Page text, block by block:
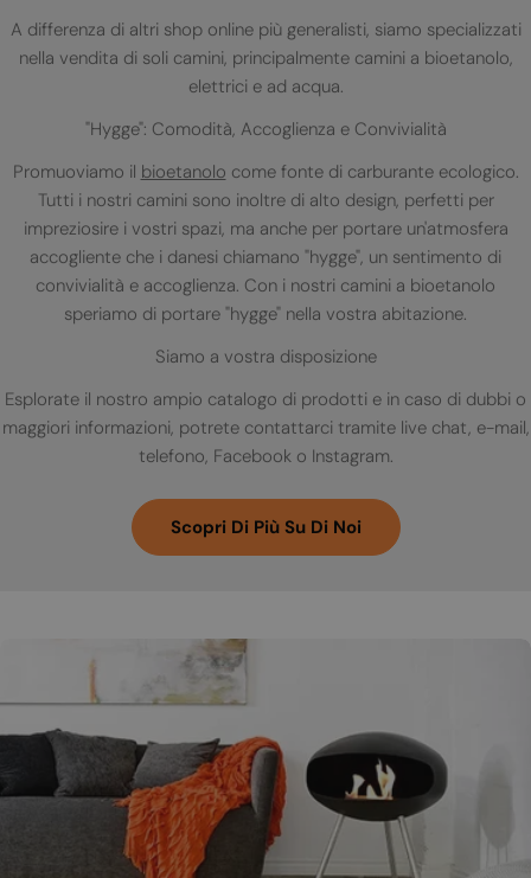
A differenza di altri shop online più generalisti, siamo specializzati
nella vendita di soli camini, principalmente camini a bioetanolo,
elettrici e ad acqua.
"Hygge": Comodità, Accoglienza e Convivialità
Promuoviamo il bioetanolo come fonte di carburante ecologico.
Tutti i nostri camini sono inoltre di alto design, perfetti per
impreziosire i vostri spazi, ma anche per portare un'atmosfera
accogliente che i danesi chiamano "hygge", un sentimento di
convivialità e accoglienza. Con i nostri camini a bioetanolo
speriamo di portare "hygge" nella vostra abitazione.
Siamo a vostra disposizione
Esplorate il nostro ampio catalogo di prodotti e in caso di dubbi o
maggiori informazioni, potrete contattarci tramite live chat, e-mail,
telefono, Facebook o Instagram.
Scopri Di Più Su Di Noi